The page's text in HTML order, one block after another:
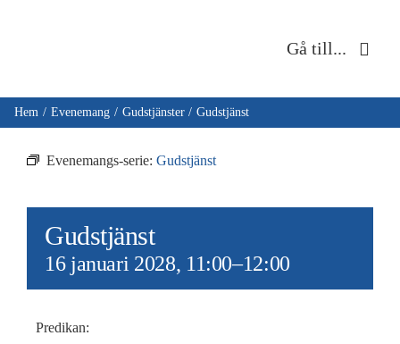
Gå till...
Hem
Om oss
Musik & kultur
Barn & unga
Hem Evenemang Gudstjänster Gudstjänst
Evenemangs-serie: Gudstjänst
Gudstjänst
16 januari 2028, 11:00–12:00
Predikan: